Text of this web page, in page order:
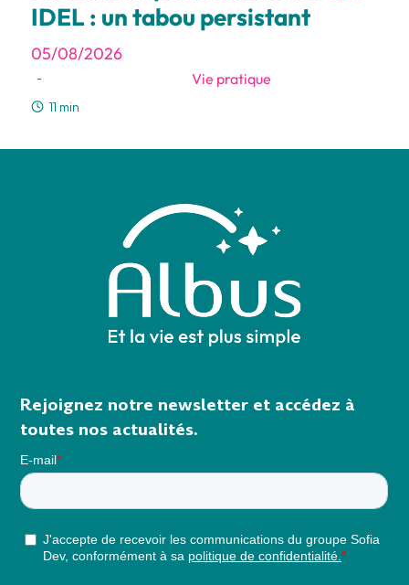
IDEL : un tabou persistant
05/08/2026
- Vie pratique
11 min
Rejoignez notre newsletter et accédez à
toutes nos actualités.